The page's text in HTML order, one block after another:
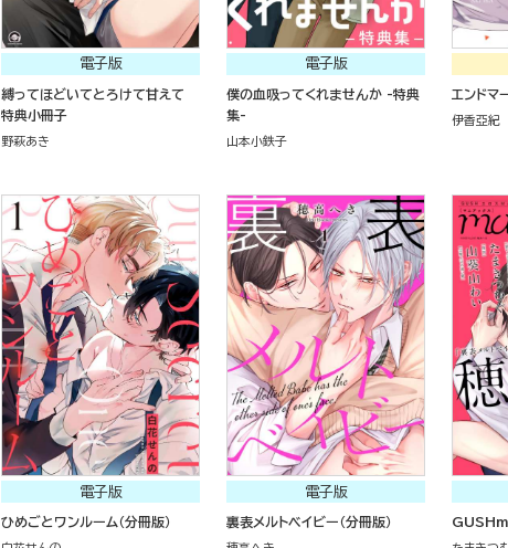
電子版
縛ってほどいてとろけて甘えて
特典小冊子
野萩あき
電子版
僕の血吸ってくれませんか -特典
集-
山本小鉄子
エンドマ
伊香亞紀
電子版
ひめごとワンルーム（分冊版）
電子版
裏表メルトベイビー（分冊版）